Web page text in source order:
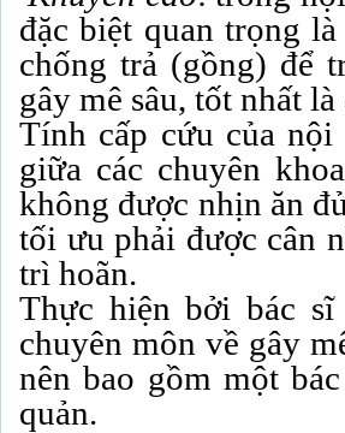
đặc biệt quan trọng
chống trả (gồng) để
gây mê sâu, tốt nhất
Tính cấp cứu của
giữa các chuyên
không được nhịn ăn
tối ưu phải được cân
trì hoãn.
Thực hiện bởi bác
chuyên môn về gây
nên bao gồm một
quản.